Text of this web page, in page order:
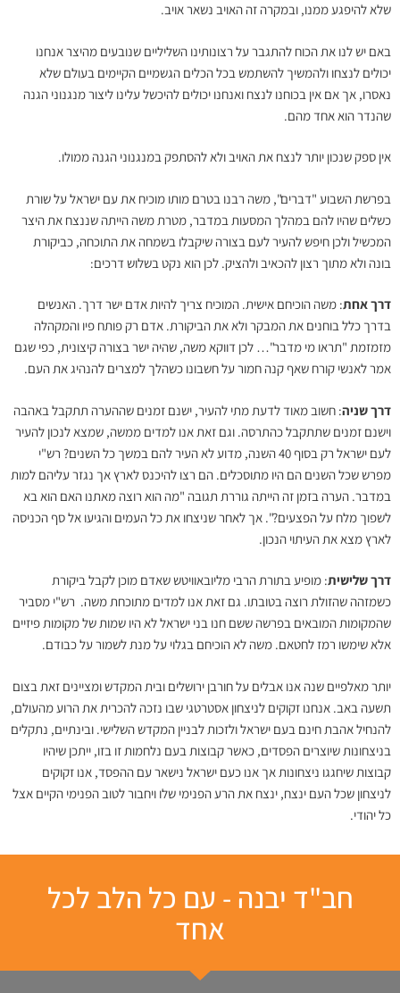
שלא להיפגע ממנו, ובמקרה זה האויב נשאר אויב.
באם יש לנו את הכוח להתגבר על רצונותינו השליליים שנובעים מהיצר אנחנו
יכולים לנצחו ולהמשיך להשתמש בכל הכלים הגשמיים הקיימים בעולם שלא
נאסרו, אך אם אין בכוחנו לנצח ואנחנו יכולים להיכשל עלינו ליצור מנגנוני הגנה
שהנדר הוא אחד מהם.
אין ספק שנכון יותר לנצח את האויב ולא להסתפק במנגנוני הגנה ממולו.
בפרשת השבוע "דברים", משה רבנו בטרם מותו מוכיח את עם ישראל על שורת
כשלים שהיו להם במהלך המסעות במדבר, מטרת משה הייתה שננצח את היצר
המכשיל ולכן חיפש להעיר לעם בצורה שיקבלו בשמחה את התוכחה, כביקורת
בונה ולא מתוך רצון להכאיב ולהציק. לכן הוא נקט בשלוש דרכים:
דרך אחת: משה הוכיחם אישית. המוכיח צריך להיות אדם ישר דרך. האנשים
בדרך כלל בוחנים את המבקר ולא את הביקורת. אדם רק פותח פיו והמקהלה
מזמזמת "תראו מי מדבר"… לכן דווקא משה, שהיה ישר בצורה קיצונית, כפי שגם
אמר לאנשי קורח שאף קנה חמור על חשבונו כשהלך למצרים להנהיג את העם.
דרך שניה: חשוב מאוד לדעת מתי להעיר, ישנם זמנים שההערה תתקבל באהבה
וישנם זמנים שתתקבל כהתרסה. וגם זאת אנו למדים ממשה, שמצא לנכון להעיר
לעם ישראל רק בסוף 40 השנה, מדוע לא העיר להם במשך כל השנים? רש"י
מפרש שכל השנים הם היו מתוסכלים. הם רצו להיכנס לארץ אך נגזר עליהם למות
במדבר. הערה בזמן זה הייתה גוררת תגובה "מה הוא רוצה מאתנו האם הוא בא
לשפוך מלח על הפצעים?". אך לאחר שניצחו את כל העמים והגיעו אל סף הכניסה
לארץ מצא את העיתוי הנכון.
דרך שלישית: מופיע בתורת הרבי מליובאוויטש שאדם מוכן לקבל ביקורת
כשמזהה שהזולת רוצה בטובתו. גם זאת אנו למדים מתוכחת משה. רש"י מסביר
שהמקומות המובאים בפרשה ששם חנו בני ישראל לא היו שמות של מקומות פיזיים
אלא שימשו רמז לחטאם. משה לא הוכיחם בגלוי על מנת לשמור על כבודם.
יותר מאלפיים שנה אנו אבלים על חורבן ירושלים ובית המקדש ומציינים זאת בצום
תשעה באב. אנחנו זקוקים לניצחון אסטרטגי שבו נזכה להכרית את הרוע מהעולם,
להנחיל אהבת חינם בעם ישראל ולזכות לבניין המקדש השלישי. ובינתיים, נתקלים
בניצחונות שיוצרים הפסדים, כאשר קבוצות בעם נלחמות זו בזו, ייתכן שיהיו
קבוצות שיחגגו ניצחונות אך אנו כעם ישראל נישאר עם ההפסד, אנו זקוקים
לניצחון שכל העם ינצח, ינצח את הרע הפנימי שלו ויחבור לטוב הפנימי הקיים אצל
כל יהודי.
חב"ד יבנה - עם כל הלב לכל
אחד